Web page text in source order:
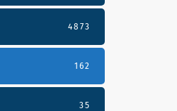
4873
162
35